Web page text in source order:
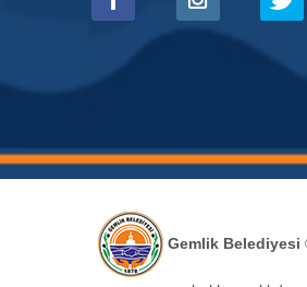
Gemlik Belediyesi